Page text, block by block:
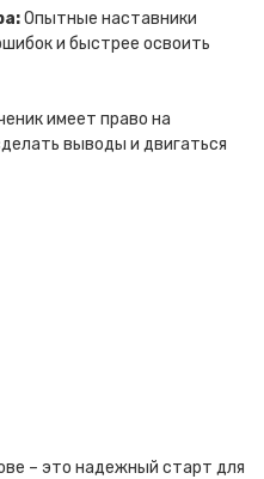
Опытные наставники
и быстрее освоить
имеет право на
выводы и двигаться
– это надежный старт для